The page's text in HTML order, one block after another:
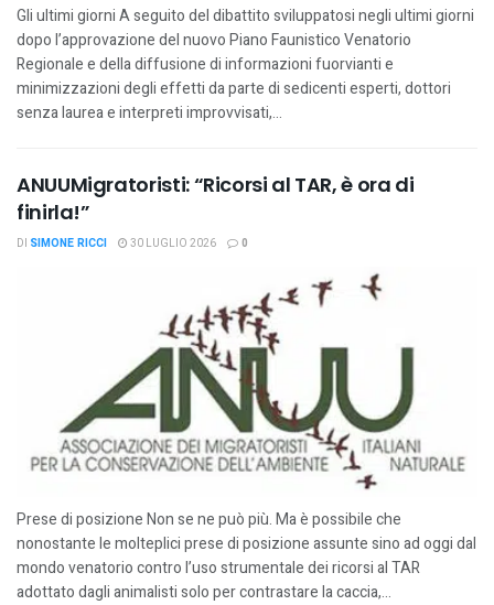
Gli ultimi giorni A seguito del dibattito sviluppatosi negli ultimi giorni
dopo l’approvazione del nuovo Piano Faunistico Venatorio
Regionale e della diffusione di informazioni fuorvianti e
minimizzazioni degli effetti da parte di sedicenti esperti, dottori
senza laurea e interpreti improvvisati,...
ANUUMigratoristi: “Ricorsi al TAR, è ora di
finirla!”
DI SIMONE RICCI 30 LUGLIO 2026 0
Prese di posizione Non se ne può più. Ma è possibile che
nonostante le molteplici prese di posizione assunte sino ad oggi dal
mondo venatorio contro l’uso strumentale dei ricorsi al TAR
adottato dagli animalisti solo per contrastare la caccia,...